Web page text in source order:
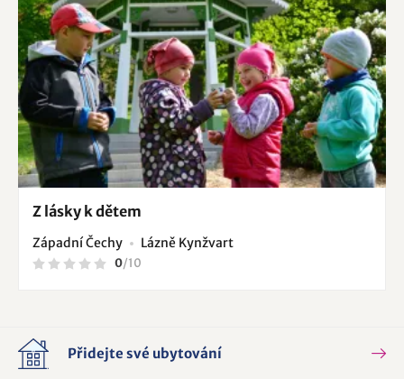
Z lásky k dětem
Západní Čechy Lázně Kynžvart
0/10
Přidejte své ubytování